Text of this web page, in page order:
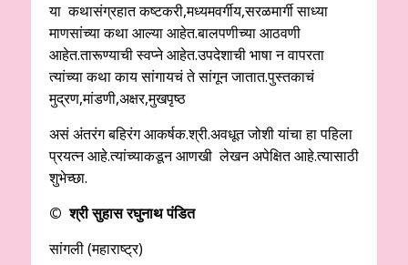
या कथासंग्रहात कष्टकरी,मध्यमवर्गीय,सरळमार्गी साध्या
माणसांच्या कथा आल्या आहेत.बालपणीच्या आठवणी
आहेत.तारूण्याची स्वप्ने आहेत.उपदेशाची भाषा न वापरता
त्यांच्या कथा काय सांगायचं ते सांगून जातात.पुस्तकाचं
मुद्रण,मांडणी,अक्षर,मुखपृष्ठ
असं अंतरंग बहिरंग आकर्षक.श्री.अवधूत जोशी यांचा हा पहिला
प्रयत्न आहे.त्यांच्याकडून आणखी लेखन अपेक्षित आहे.त्यासाठी
शुभेच्छा.
© श्री सुहास रघुनाथ पंडित
सांगली (महाराष्ट्र)